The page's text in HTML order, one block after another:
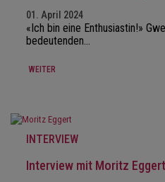
01. April 2024
«Ich bin eine Enthusiastin!»
bedeutenden…
WEITER
INTERVIEW
Interview mit Moritz Eggert